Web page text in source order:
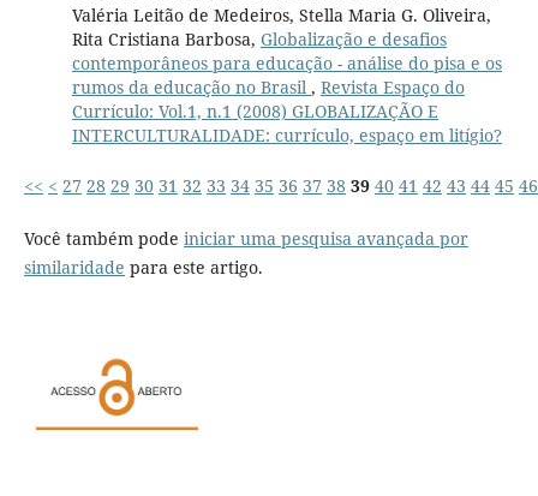
Valéria Leitão de Medeiros, Stella Maria G. Oliveira,
Rita Cristiana Barbosa, Globalização e desafios
contemporâneos para educação - análise do pisa e os
rumos da educação no Brasil , Revista Espaço do
Currículo: Vol.1, n.1 (2008) GLOBALIZAÇÃO E
INTERCULTURALIDADE: currículo, espaço em litígio?
<< < 27 28 29 30 31 32 33 34 35 36 37 38 39 40 41 42 43 44 45 46
Você também pode iniciar uma pesquisa avançada por
similaridade para este artigo.